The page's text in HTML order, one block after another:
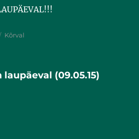
Kõrval
(09.05.15)